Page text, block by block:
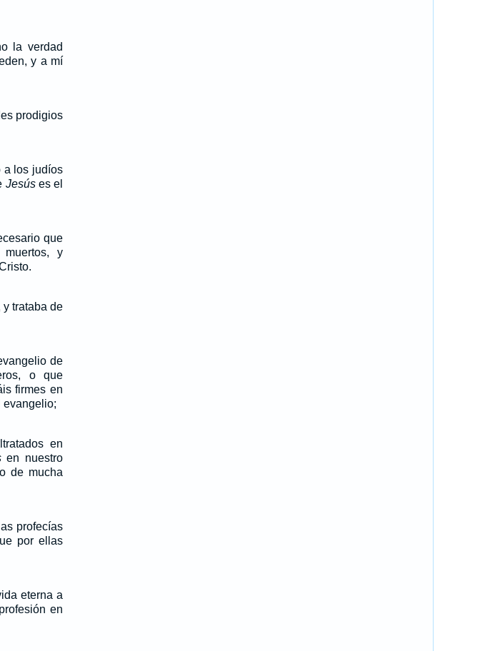
la verdad
y a mí
prodigios
a los judíos
Jesúses el
que
y
trataba de
de
o que
firmes en
evangelio;
en
en nuestro
de mucha
profecías
por ellas
eterna a
en